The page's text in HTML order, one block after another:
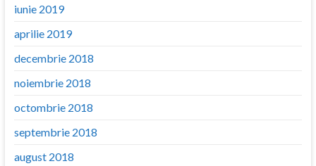
iunie 2019
aprilie 2019
decembrie 2018
noiembrie 2018
octombrie 2018
septembrie 2018
august 2018